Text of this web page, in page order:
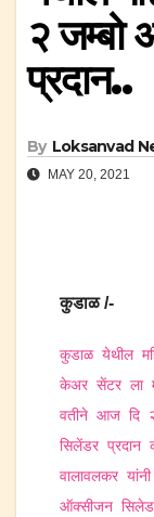
२ जम्बो
प्रदान..
By Loksanvad
MAY 20, 2021
कुडाळ /-
कुडाळ येथील
केअर सेंटर ला
वतीने आज दि
सिलेंडर प्रदान
वालावलकर
ऑक्सीजन